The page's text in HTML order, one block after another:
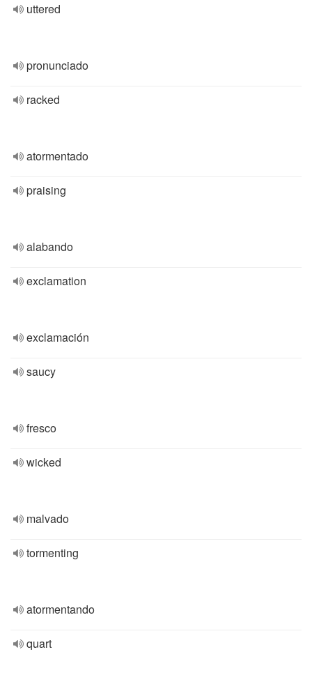
uttered
pronunciado
racked
atormentado
praising
alabando
exclamation
exclamación
saucy
fresco
wicked
malvado
tormenting
atormentando
quart